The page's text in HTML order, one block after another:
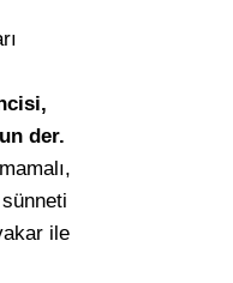
der.
ile